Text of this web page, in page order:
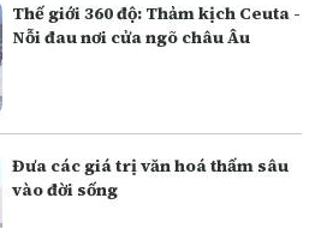
Thế giới 360 độ: Thảm kịch Ceuta -
Nỗi đau nơi cửa ngõ châu Âu
Đưa các giá trị văn hoá thấm sâu
vào đời sống